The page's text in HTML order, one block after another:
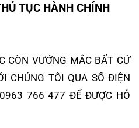
TỤC HÀNH CHÍNH
CÒN VƯỚNG MẮC BẤT CỨ
CHÚNG TÔI QUA SỐ ĐIỆN
766 477 ĐỂ ĐƯỢC HỖ